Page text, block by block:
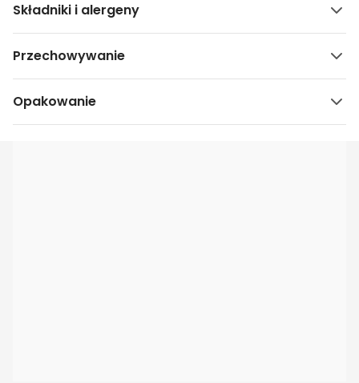
Składniki i alergeny
Przechowywanie
Opakowanie